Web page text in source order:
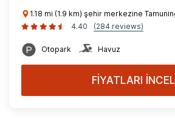
1.18 mi (1.9 km) şehir merkezine
4.40
(284 reviews)
Otopark Havuz
FİYATLARI